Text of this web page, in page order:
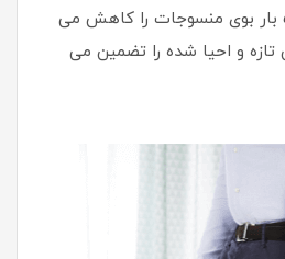
میزان فشار بخار تا 5.8 بار بوی منسوجات را کاهش می
و احیا شده را تضمین می